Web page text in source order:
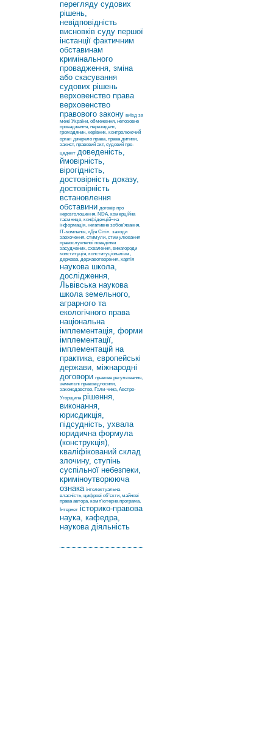
перегляду судових
рішень,
невідповідність
висновків суду першої
інстанції фактичним
обставинам
кримінального
провадження, зміна
або скасування
судових рішень
верховенство права
верховенство
правового закону виїзд за
межі України, обмеження, непозовне
провадження, нерезидент,
громадянин, керівник, контролюючий
орган джерело права, права дитини,
захист, правовий акт, судовий пре-
цедент доведеність,
ймовірність,
вірогідність,
достовірність доказу,
достовірність
встановлення
обставини договір про
нерозголошення, NDA, комерційна
таємниця, конфіденцій¬на
інформація, негативне зобов’язання,
ІТ-компанія, «Дія Сіті». заходи
заохочення, стимули, стимулювання
правослухняної поведінки
засуджених, схвалення, винагороди
конституція, конституціоналізм,
держава, державотворення, хартія
наукова школа,
дослідження,
Львівська наукова
школа земельного,
аграрного та
екологічного права
національна
імплементація, форми
імплементації,
імплементацій на
практика, європейські
держави, міжнародні
договори правове регулювання,
земельні правовідносини,
законодавство, Гали-чина, Австро-
Угорщина рішення,
виконання,
юрисдикція,
підсудність, ухвала
юридична формула
(конструкція),
кваліфікований склад
злочину, ступінь
суспільної небезпеки,
криміноутворююча
ознака інтелектуальна
власність, цифрові об’єкти, майнові
права автора, комп’ютерна програма,
Інтернет історико-правова
наука, кафедра,
наукова діяльність